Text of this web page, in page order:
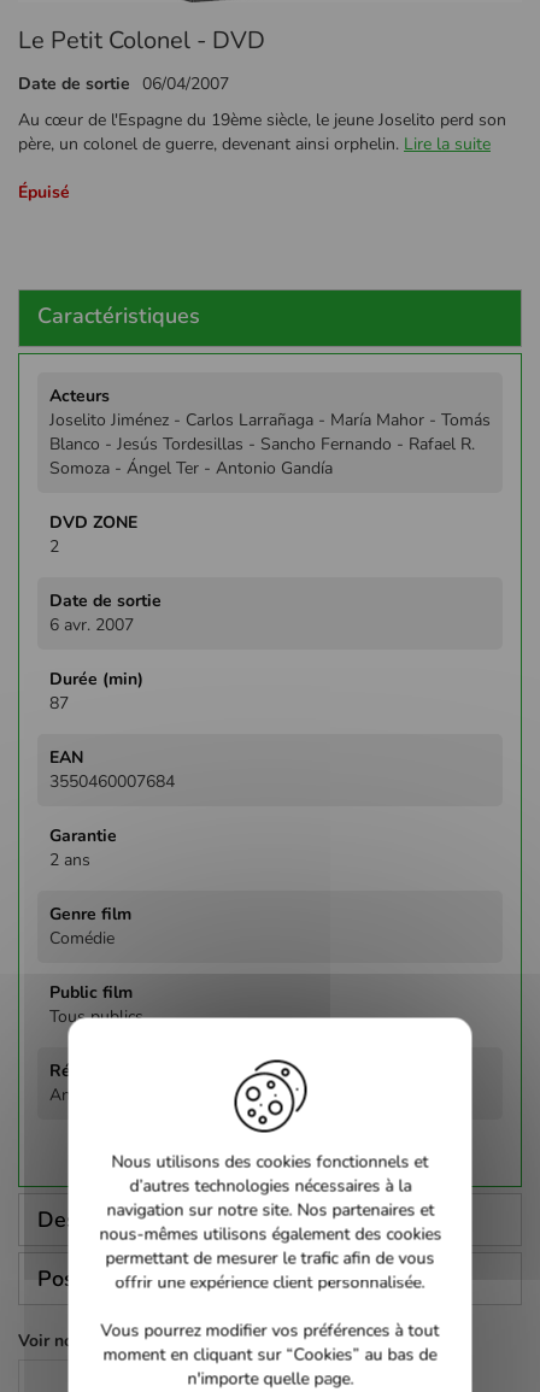
au
de
la
Galerie
d’images
Le Petit Colonel - DVD
Date de sortie 06/04/2007
Au cœur de l'Espagne du 19ème siècle, le jeune Joselito perd son
père, un colonel de guerre, devenant ainsi orphelin. Lire la suite
Épuisé
Caractéristiques
d'infos
Joselito Jiménez - Carlos Larrañaga - María Mahor - Tomás
Blanco - Jesús Tordesillas - Sancho Fernando - Rafael R.
Somoza - Ángel Ter - Antonio Gandía
2
6 avr. 2007
87
3550460007684
2 ans
Comédie
Tous publics
Antonio Del Amo
Description
Poser une question
Voir nos autres pages :
Nous utilisons des cookies fonctionnels et
d’autres technologies nécessaires à la
navigation sur notre site. Nos partenaires et
nous-mêmes utilisons également des cookies
permettant de mesurer le trafic afin de vous
offrir une expérience client personnalisée.
Vous pourrez modifier vos préférences à tout
moment en cliquant sur “Cookies” au bas de
n'importe quelle page.